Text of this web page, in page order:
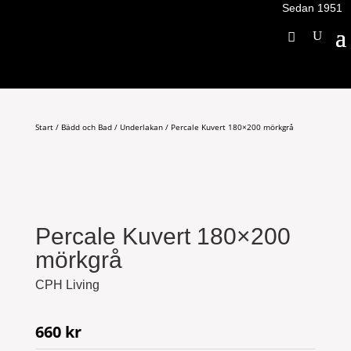
Sedan 1951
Start/ Bädd och Bad/ Underlakan/ Percale Kuvert 180×200 mörkgrå
Percale Kuvert 180×200
mörkgrå
CPH Living
660 kr